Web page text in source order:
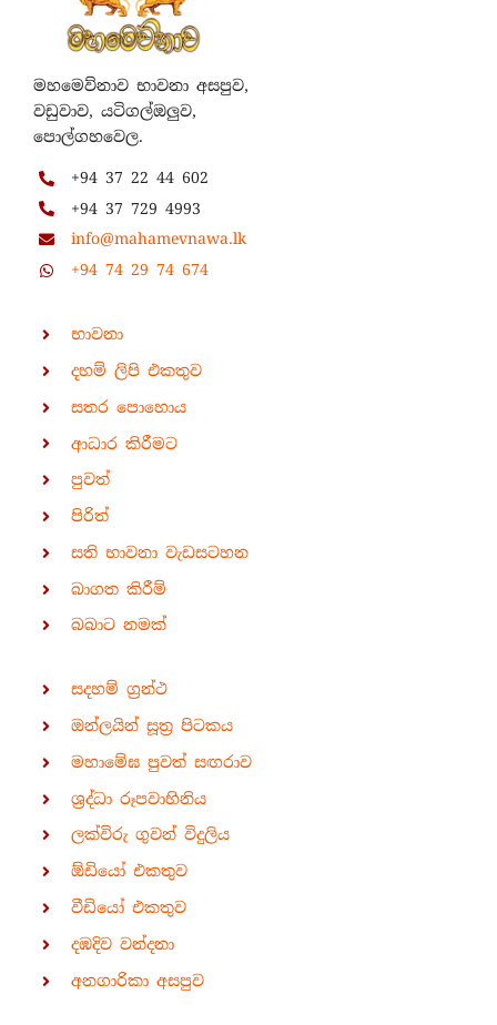
මහමෙව්නාව භාවනා අසපුව,
වඩුවාව, යටිගල්ඔලුව,
පොල්ගහවෙල.
+94 37 22 44 602
+94 37 729 4993
info@mahamevnawa.lk
+94 74 29 74 674
භාවනා
දහම් ලිපි එකතුව
සතර පොහොය
ආධාර කිරීමට
පුවත්
පිරිත්
සති භාවනා වැඩසටහන
බාගත කිරීම්
බබාට නමක්
සදහම් ග්‍රන්ථ
ඔන්ලයින් සූත්‍ර පිටකය
මහාමේඝ පුවත් සඟරාව
ශ්‍රද්ධා රූපවාහිනිය
ලක්විරු ගුවන් විදුලිය
ඕඩියෝ එකතුව
වීඩියෝ එකතුව
දඹදිව වන්දනා
අනගාරිකා අසපුව